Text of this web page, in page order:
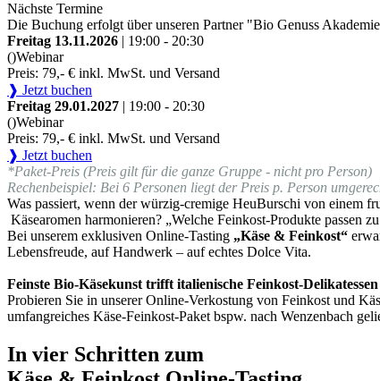
Nächste Termine
Die Buchung erfolgt über unseren Partner "Bio Genuss
Freitag 13.11.2026 | 19:00 - 20:30
()Webinar
Preis: 79,- € inkl. MwSt. und Versand
❱ Jetzt buchen
Freitag 29.01.2027 | 19:00 - 20:30
()Webinar
Preis: 79,- € inkl. MwSt. und Versand
❱ Jetzt buchen
*Paket-Preis (Preis gilt für die ganze Gruppe - nicht pro Person)
Rechenbeispiel: Bei 6 Personen liegt der Preis p. Person
Was passiert, wenn der würzig-cremige HeuBurschi von einem
Käsearomen harmonieren? „Welche Feinkost-Produkte passen
Bei unserem exklusiven Online-Tasting „Käse & Feinkost“
Lebensfreude, auf Handwerk – auf echtes Dolce Vita.
Feinste Bio-Käsekunst trifft italienische Feinkost-
Probieren Sie in unserer Online-Verkostung von Feinkost und
umfangreiches Käse-Feinkost-Paket bspw. nach Wenzenbach
In vier Schritten zum